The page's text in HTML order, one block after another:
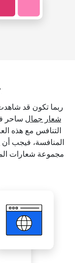
ربما تكون قد
شعار جمال ساحر
التنافس مع هذه
المنافسة، فيجب
مجموعة شعارات